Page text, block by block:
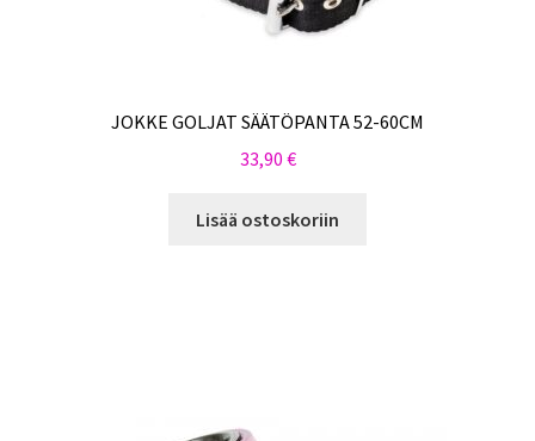
JOKKE GOLJAT SÄÄTÖPANTA 52-60CM
33,90 €
Lisää ostoskoriin